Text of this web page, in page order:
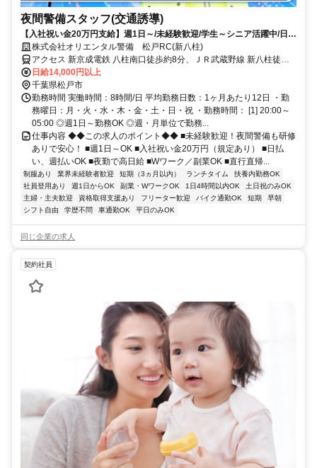
夜間警備スタッフ(交通誘導)
【入社祝い金20万円支給】週1日～/未経験歓迎/学生～シニア活躍中/日払
い・週払いOK/履歴書不要！
株式会社オリエンタル警備 松戸RC(新八柱)
アクセス 新京成電鉄 八柱南口徒歩約8分、ＪＲ武蔵野線 新八柱徒歩
約8分、新京成電鉄 みのり台南口徒歩約15分 (面接地/松戸リクルート
センター)千葉県松戸市本町２５－５ 松戸本町ビル６Ｆ
日給14,000円以上
千葉県松戸市
勤務時間 実働時間：8時間/日 平均勤務日数：1ヶ月あたり12日 ・勤
務曜日：月・火・水・木・金・土・日・祝 ・勤務時間： [1] 20:00～
05:00 ◎週1日～勤務OK ◎週・月単位で勤務...
仕事内容 ◆◆この求人のポイント◆◆ ■未経験歓迎！夜間警備も研修
ありで安心！ ■週1日～OK ■入社祝い金20万円（規定あり） ■日払
い、週払いOK ■夜勤で高日給 ■Wワーク／副業OK ■直行直帰...
制服あり 業界未経験者歓迎 短期（3ヵ月以内） ランチタイム
扶養内勤務OK
社員登用あり
週1日からOK 副業・WワークOK 1日4時間以内OK
土日祝のみOK
主婦・主夫歓迎
資格取得支援あり フリーター歓迎 バイク通勤OK 短期
早朝
シフト自由
学歴不問 車通勤OK 平日のみOK
同じ企業の求人
契約社員